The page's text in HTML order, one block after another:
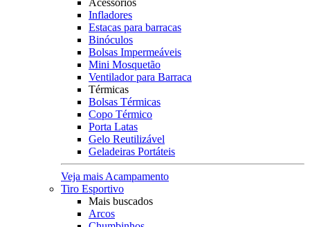
Acessórios
Infladores
Estacas para barracas
Binóculos
Bolsas Impermeáveis
Mini Mosquetão
Ventilador para Barraca
Térmicas
Bolsas Térmicas
Copo Térmico
Porta Latas
Gelo Reutilizável
Geladeiras Portáteis
Veja mais Acampamento
Tiro Esportivo
Mais buscados
Arcos